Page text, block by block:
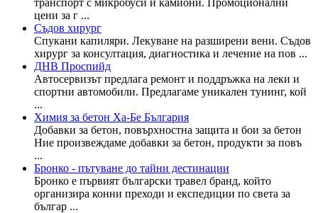
цени за г ...
Съдов хирург
Спукани капиляри. Лекуване на разширени вени. Съдов
хирург за консултация, диагностика и лечение на пов ...
ДНВ Проспийд
Автосервизът предлага ремонт и поддръжка на леки и
спортни автомобили. Предлагаме уникален тунинг, кой
...
Химия за бетон Ха-Бе България
Добавки за бетон, повърхностна защита и бои за бетон
Ние произвеждаме добавки за бетон, продукти за повъ
...
Бронко - пътуване до тайни дестинации
Бронко е първият български травел бранд, който
организира конни преходи и експедиции по света за
българ ...